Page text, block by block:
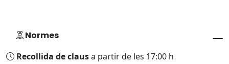
Normes
Recollida de clausa partir de les 17:00 h